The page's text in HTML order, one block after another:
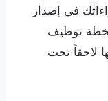
في إصدار
لخطة توظيف
لاحقاً تحت